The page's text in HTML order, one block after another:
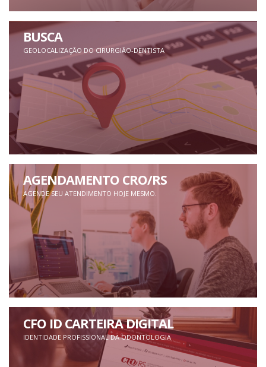
BUSCA
GEOLOCALIZAÇÃO DO CIRURGIÃO-DENTISTA
AGENDAMENTO CRO/RS
AGENDE SEU ATENDIMENTO HOJE MESMO.
CFO ID CARTEIRA DIGITAL
IDENTIDADE PROFISSIONAL DA ODONTOLOGIA